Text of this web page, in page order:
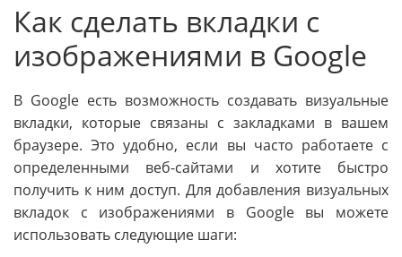
Как сделать вкладки с
изображениями в Google
В Google есть возможность создавать визуальные
вкладки, которые связаны с закладками в вашем
браузере. Это удобно, если вы часто работаете с
определенными веб-сайтами и хотите быстро
получить к ним доступ. Для добавления визуальных
вкладок с изображениями в Google вы можете
использовать следующие шаги: